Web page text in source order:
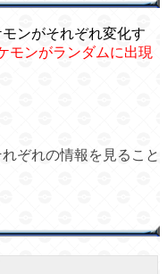
ンがそれぞれ変化す
モンがランダムに出現
ぞれの情報を見ること